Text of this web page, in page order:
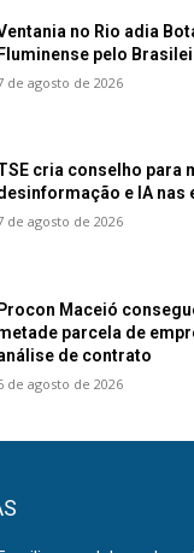
no Rio adia
pelo
de agosto de 2026
cria conselho para
e IA nas
de agosto de 2026
Procon Maceió
parcela de
de contrato
de agosto de 2026